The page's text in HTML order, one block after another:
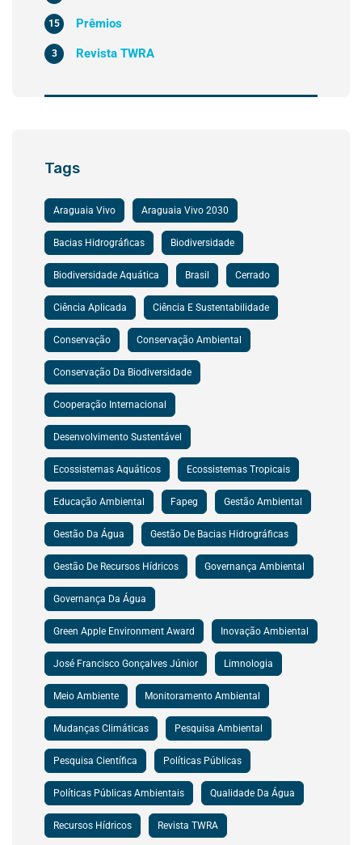
Prêmios
15
Revista TWRA
3
Tags
Araguaia Vivo Araguaia Vivo 2030
Bacias Hidrográficas Biodiversidade
Biodiversidade Aquática Brasil Cerrado
Ciência Aplicada Ciência E Sustentabilidade
Conservação Conservação Ambiental
Conservação Da Biodiversidade
Cooperação Internacional
Desenvolvimento Sustentável
Ecossistemas Aquáticos Ecossistemas Tropicais
Educação Ambiental Fapeg Gestão Ambiental
Gestão Da Água Gestão De Bacias Hidrográficas
Gestão De Recursos Hídricos Governança Ambiental
Governança Da Água
Green Apple Environment Award Inovação Ambiental
José Francisco Gonçalves Júnior Limnologia
Meio Ambiente Monitoramento Ambiental
Mudanças Climáticas Pesquisa Ambiental
Pesquisa Científica Políticas Públicas
Políticas Públicas Ambientais Qualidade Da Água
Recursos Hídricos Revista TWRA